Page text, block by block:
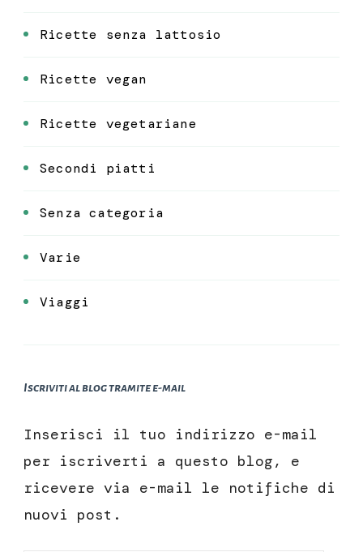
Ricette senza lattosio
Ricette vegan
Ricette vegetariane
Secondi piatti
Senza categoria
Varie
Viaggi
Iscriviti al blog tramite e-mail
Inserisci il tuo indirizzo e-mail
per iscriverti a questo blog, e
ricevere via e-mail le notifiche di
nuovi post.